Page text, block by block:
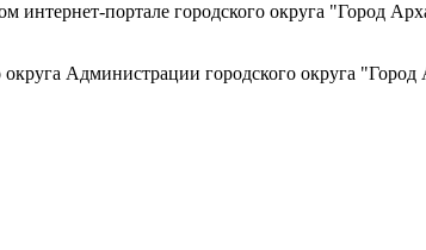
портале городского округа "Город
Администрации городского округа "Город